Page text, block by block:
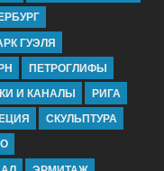
ГУЭЛЯ
ПЕТРОГЛИФЫ
И КАНАЛЫ
РИГА
СКУЛЬПТУРА